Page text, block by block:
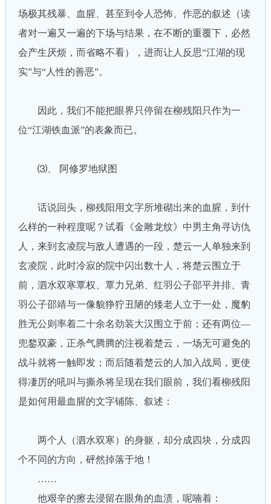
场极其残暴、血腥、甚至到令人恐怖、作恶的叙述（读
者对一遍又一遍的下场与结果，在不断的重覆下，必然
会产生厌烦，而省略不看），进而让人反思“江湖的现
实”与“人性的善恶”。
因此，我们不能把眼界只停留在柳残阳只作为一
位“江湖铁血派”的表象而已。
⑶、 阿修罗地狱图
话说回头，柳残阳用文字所堆砌出来的血腥，到什
么样的一种程度呢？试看《金雕龙纹》中男主角寻访仇
人，来到玄凌院与敌人遭遇的一段，楚云一人单独来到
玄凌院，此时冷寂的院中闪出数十人，将楚云围立于
前，泗水双寒覃权、覃力兄弟、红羽公子邵平并排、青
羽公子邵靖与一像貌狰狞丑陋的矮老人立于一处，魔豹
胜无公则率着二十余名劲装大汉围立于前；还有两位—
兜鍪双豪，正杀气腾腾的注视着楚云，一场无可避免的
战斗就将一触即发；而后随着楚云的人加入战局，更使
得凄厉的吼叫与撕杀将呈现在我们眼前，我们看柳残阳
是如何用最血腥的文字铺陈、叙述：
两个人（泗水双寒）的身躯，却分成四块，分成四
个不同的方向，砰然掉落于地！
……
他艰辛的擦去浸留在眼角的血渍，呢喃着：